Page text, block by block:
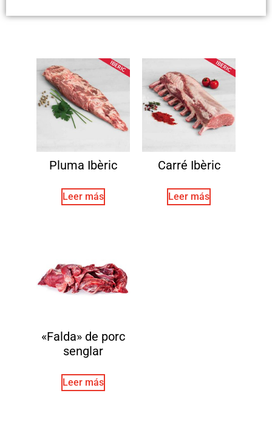
Pluma Ibèric
Leer más
Carré Ibèric
Leer más
«Falda» de porc
senglar
Leer más